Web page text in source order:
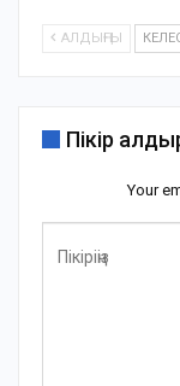
АЛДЫҢҒЫ
Пікір
Your